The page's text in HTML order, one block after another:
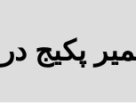
پکیج